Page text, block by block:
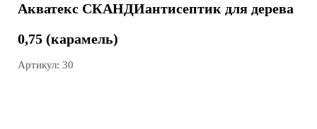
Акватекс СКАНДИантисептик для дерева
0,75 (карамель)
Артикул: 30